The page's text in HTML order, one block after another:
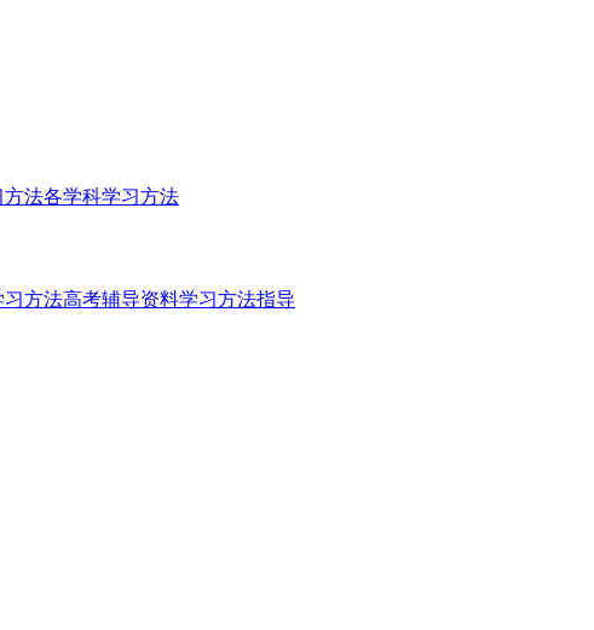
方法各学科学习方法
习方法高考辅导资料学习方法指导